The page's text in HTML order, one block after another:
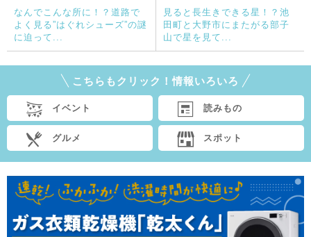
なんでこんな所に！？道路で
よく見る”はぐれシューズ”の謎
に迫って...
見ると長生きできる星！？池
田町と大野市にまたがる部子
山で星を見て...
こちらもクリック！情報いろいろ
イベント 読みもの
グルメ スポット